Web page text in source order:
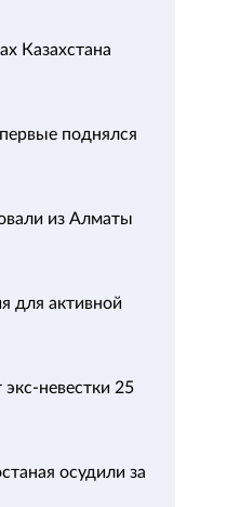
Казахстана
поднялся
из Алматы
для активной
невестки 25
осудили за